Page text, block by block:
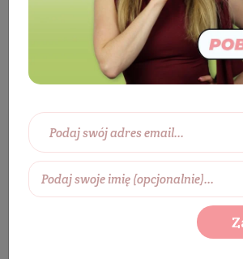
Odżywka do
Wybierz zakres cen:
0 zł
Wybierz producentów: